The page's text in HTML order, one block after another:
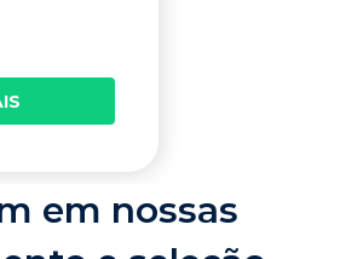
em nossas